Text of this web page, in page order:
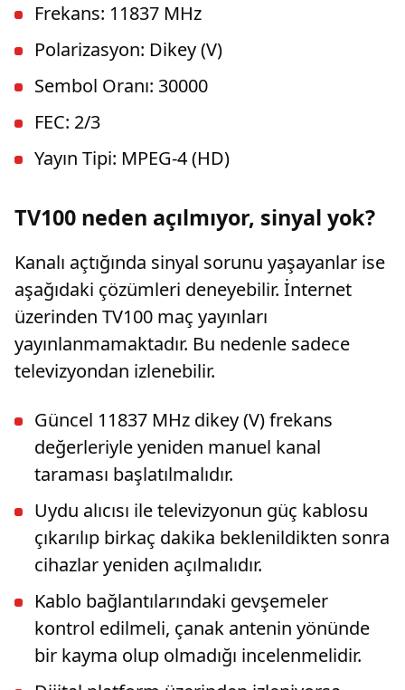
Frekans: 11837 MHz
Polarizasyon: Dikey (V)
Sembol Oranı: 30000
FEC: 2/3
Yayın Tipi: MPEG-4 (HD)
TV100 neden açılmıyor, sinyal yok?
Kanalı açtığında sinyal sorunu yaşayanlar ise
aşağıdaki çözümleri deneyebilir. İnternet
üzerinden TV100 maç yayınları
yayınlanmamaktadır. Bu nedenle sadece
televizyondan izlenebilir.
Güncel 11837 MHz dikey (V) frekans
değerleriyle yeniden manuel kanal
taraması başlatılmalıdır.
Uydu alıcısı ile televizyonun güç kablosu
çıkarılıp birkaç dakika beklenildikten sonra
cihazlar yeniden açılmalıdır.
Kablo bağlantılarındaki gevşemeler
kontrol edilmeli, çanak antenin yönünde
bir kayma olup olmadığı incelenmelidir.